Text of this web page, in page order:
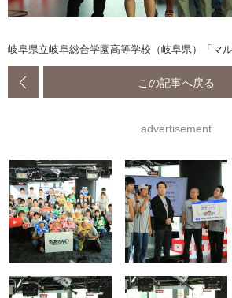
岐阜県立岐阜総合学園高等学校（岐阜県）「マ
この記事へ戻る
advertisement